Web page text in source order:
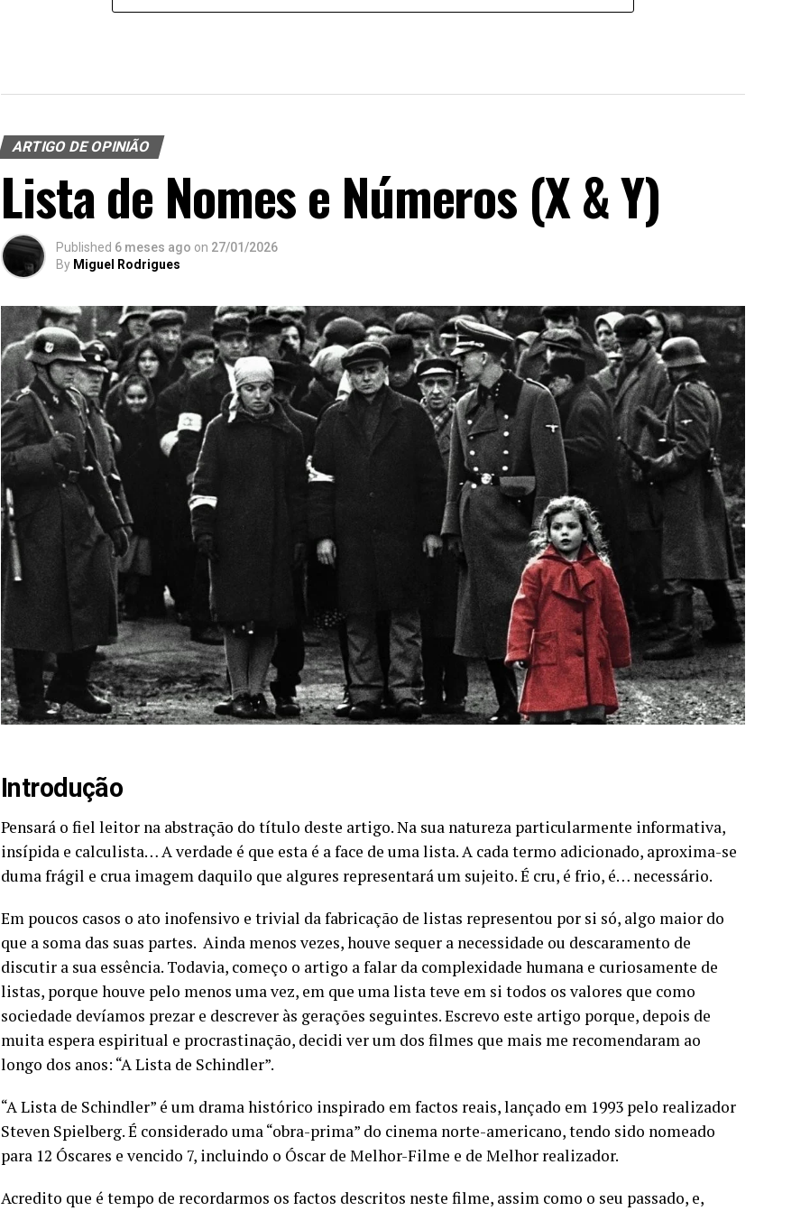
ARTIGO DE OPINIÃO
Lista de Nomes e Números (X & Y)
Published 6 meses ago on 27/01/2026
By Miguel Rodrigues
Introdução
Pensará o fiel leitor na abstração do título deste artigo. Na sua natureza particularmente informativa,
insípida e calculista… A verdade é que esta é a face de uma lista. A cada termo adicionado, aproxima-se
duma frágil e crua imagem daquilo que algures representará um sujeito. É cru, é frio, é… necessário.
Em poucos casos o ato inofensivo e trivial da fabricação de listas representou por si só, algo maior do
que a soma das suas partes. Ainda menos vezes, houve sequer a necessidade ou descaramento de
discutir a sua essência. Todavia, começo o artigo a falar da complexidade humana e curiosamente de
listas, porque houve pelo menos uma vez, em que uma lista teve em si todos os valores que como
sociedade devíamos prezar e descrever às gerações seguintes. Escrevo este artigo porque, depois de
muita espera espiritual e procrastinação, decidi ver um dos filmes que mais me recomendaram ao
longo dos anos: “A Lista de Schindler”.
“A Lista de Schindler” é um drama histórico inspirado em factos reais, lançado em 1993 pelo realizador
Steven Spielberg. É considerado uma “obra-prima” do cinema norte-americano, tendo sido nomeado
para 12 Óscares e vencido 7, incluindo o Óscar de Melhor-Filme e de Melhor realizador.
Acredito que é tempo de recordarmos os factos descritos neste filme, assim como o seu passado, e,